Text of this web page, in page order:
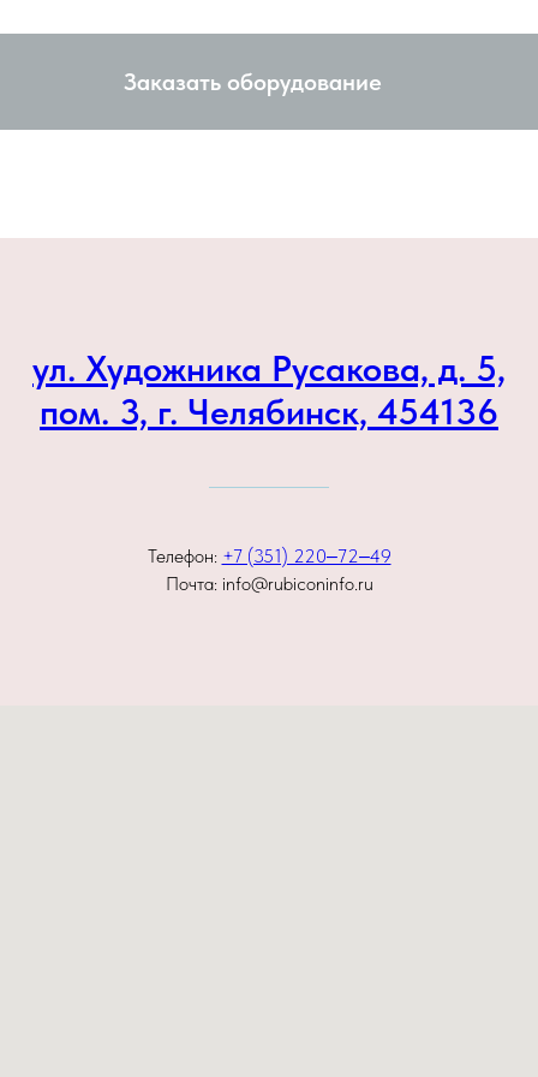
Заказать оборудование
ул. Художника Русакова, д. 5,
пом. 3, г. Челябинск, 454136
Телефон: +7 (351) 220‒72‒49
Почта: info@rubiconinfo.ru